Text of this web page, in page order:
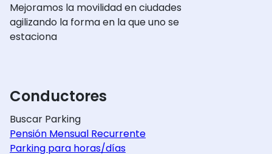
Mejoramos la movilidad en ciudades
agilizando la forma en la que uno se
estaciona
Conductores
Buscar Parking
Pensión Mensual Recurrente
Parking para horas/días